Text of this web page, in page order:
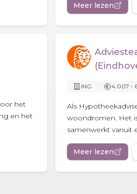
Meer lezen
het
en het
ING 4.007 -
Als
woondromen. Het
samenwerkt vanuit
Meer lezen